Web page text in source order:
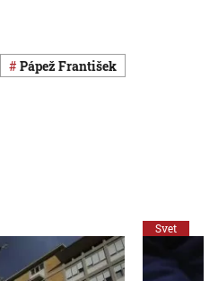
pápež František
Svet